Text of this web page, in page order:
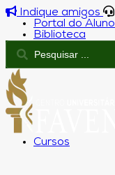
Indique amigos
Portal do Aluno
Biblioteca
Cursos